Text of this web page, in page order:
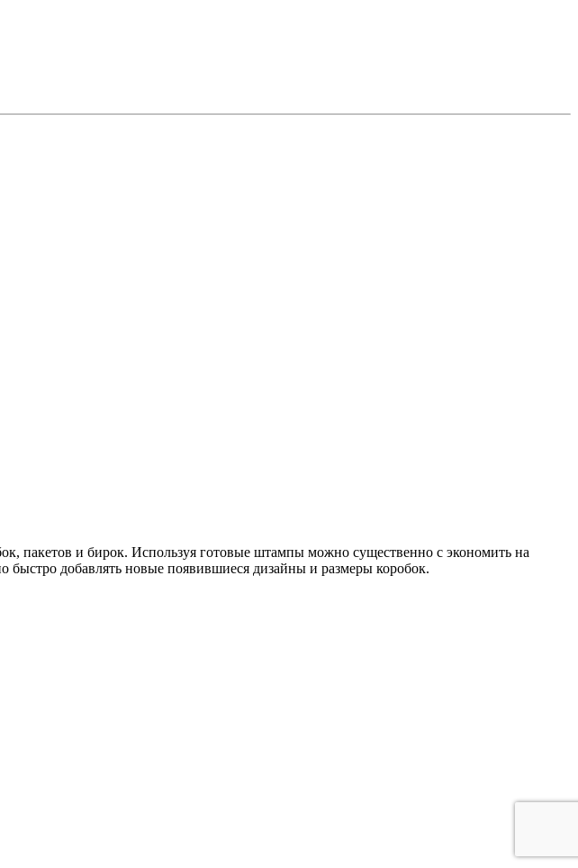
пакетов и бирок. Используя готовые штампы можно существенно с экономить на
быстро добавлять новые появившиеся дизайны и размеры коробок.